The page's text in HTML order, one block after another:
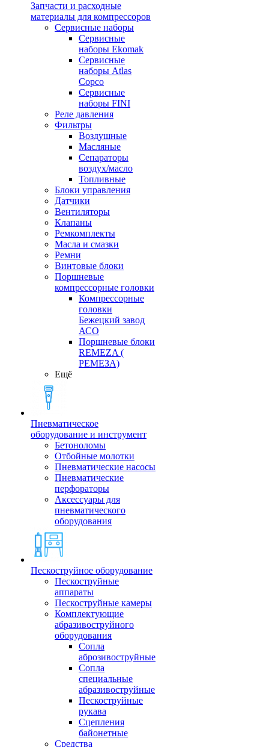
Запчасти и расходные
материалы для компрессоров
Cервисные наборы
Сервисные
наборы Ekomak
Cервисные
наборы Atlas
Copco
Сервисные
наборы FINI
Реле давления
Фильтры
Воздушные
Масляные
Сепараторы
воздух/масло
Топливные
Блоки управления
Датчики
Вентиляторы
Клапаны
Ремкомплекты
Масла и смазки
Ремни
Винтовые блоки
Поршневые
компрессорные головки
Компрессорные
головки
Бежецкий завод
АСО
Поршневые блоки
REMEZA (
РЕМЕЗА)
Ещё
Пневматическое
оборудование и инструмент
Бетоноломы
Отбойные молотки
Пневматические насосы
Пневматические
перфораторы
Аксессуары для
пневматического
оборудования
Пескоструйное оборудование
Пескоструйные
аппараты
Пескоструйные камеры
Комплектующие
абразивоструйного
оборудования
Сопла
аброзивоструйные
Сопла
специальные
абразивоструйные
Пескоструйные
рукава
Сцепления
байонетные
Средства